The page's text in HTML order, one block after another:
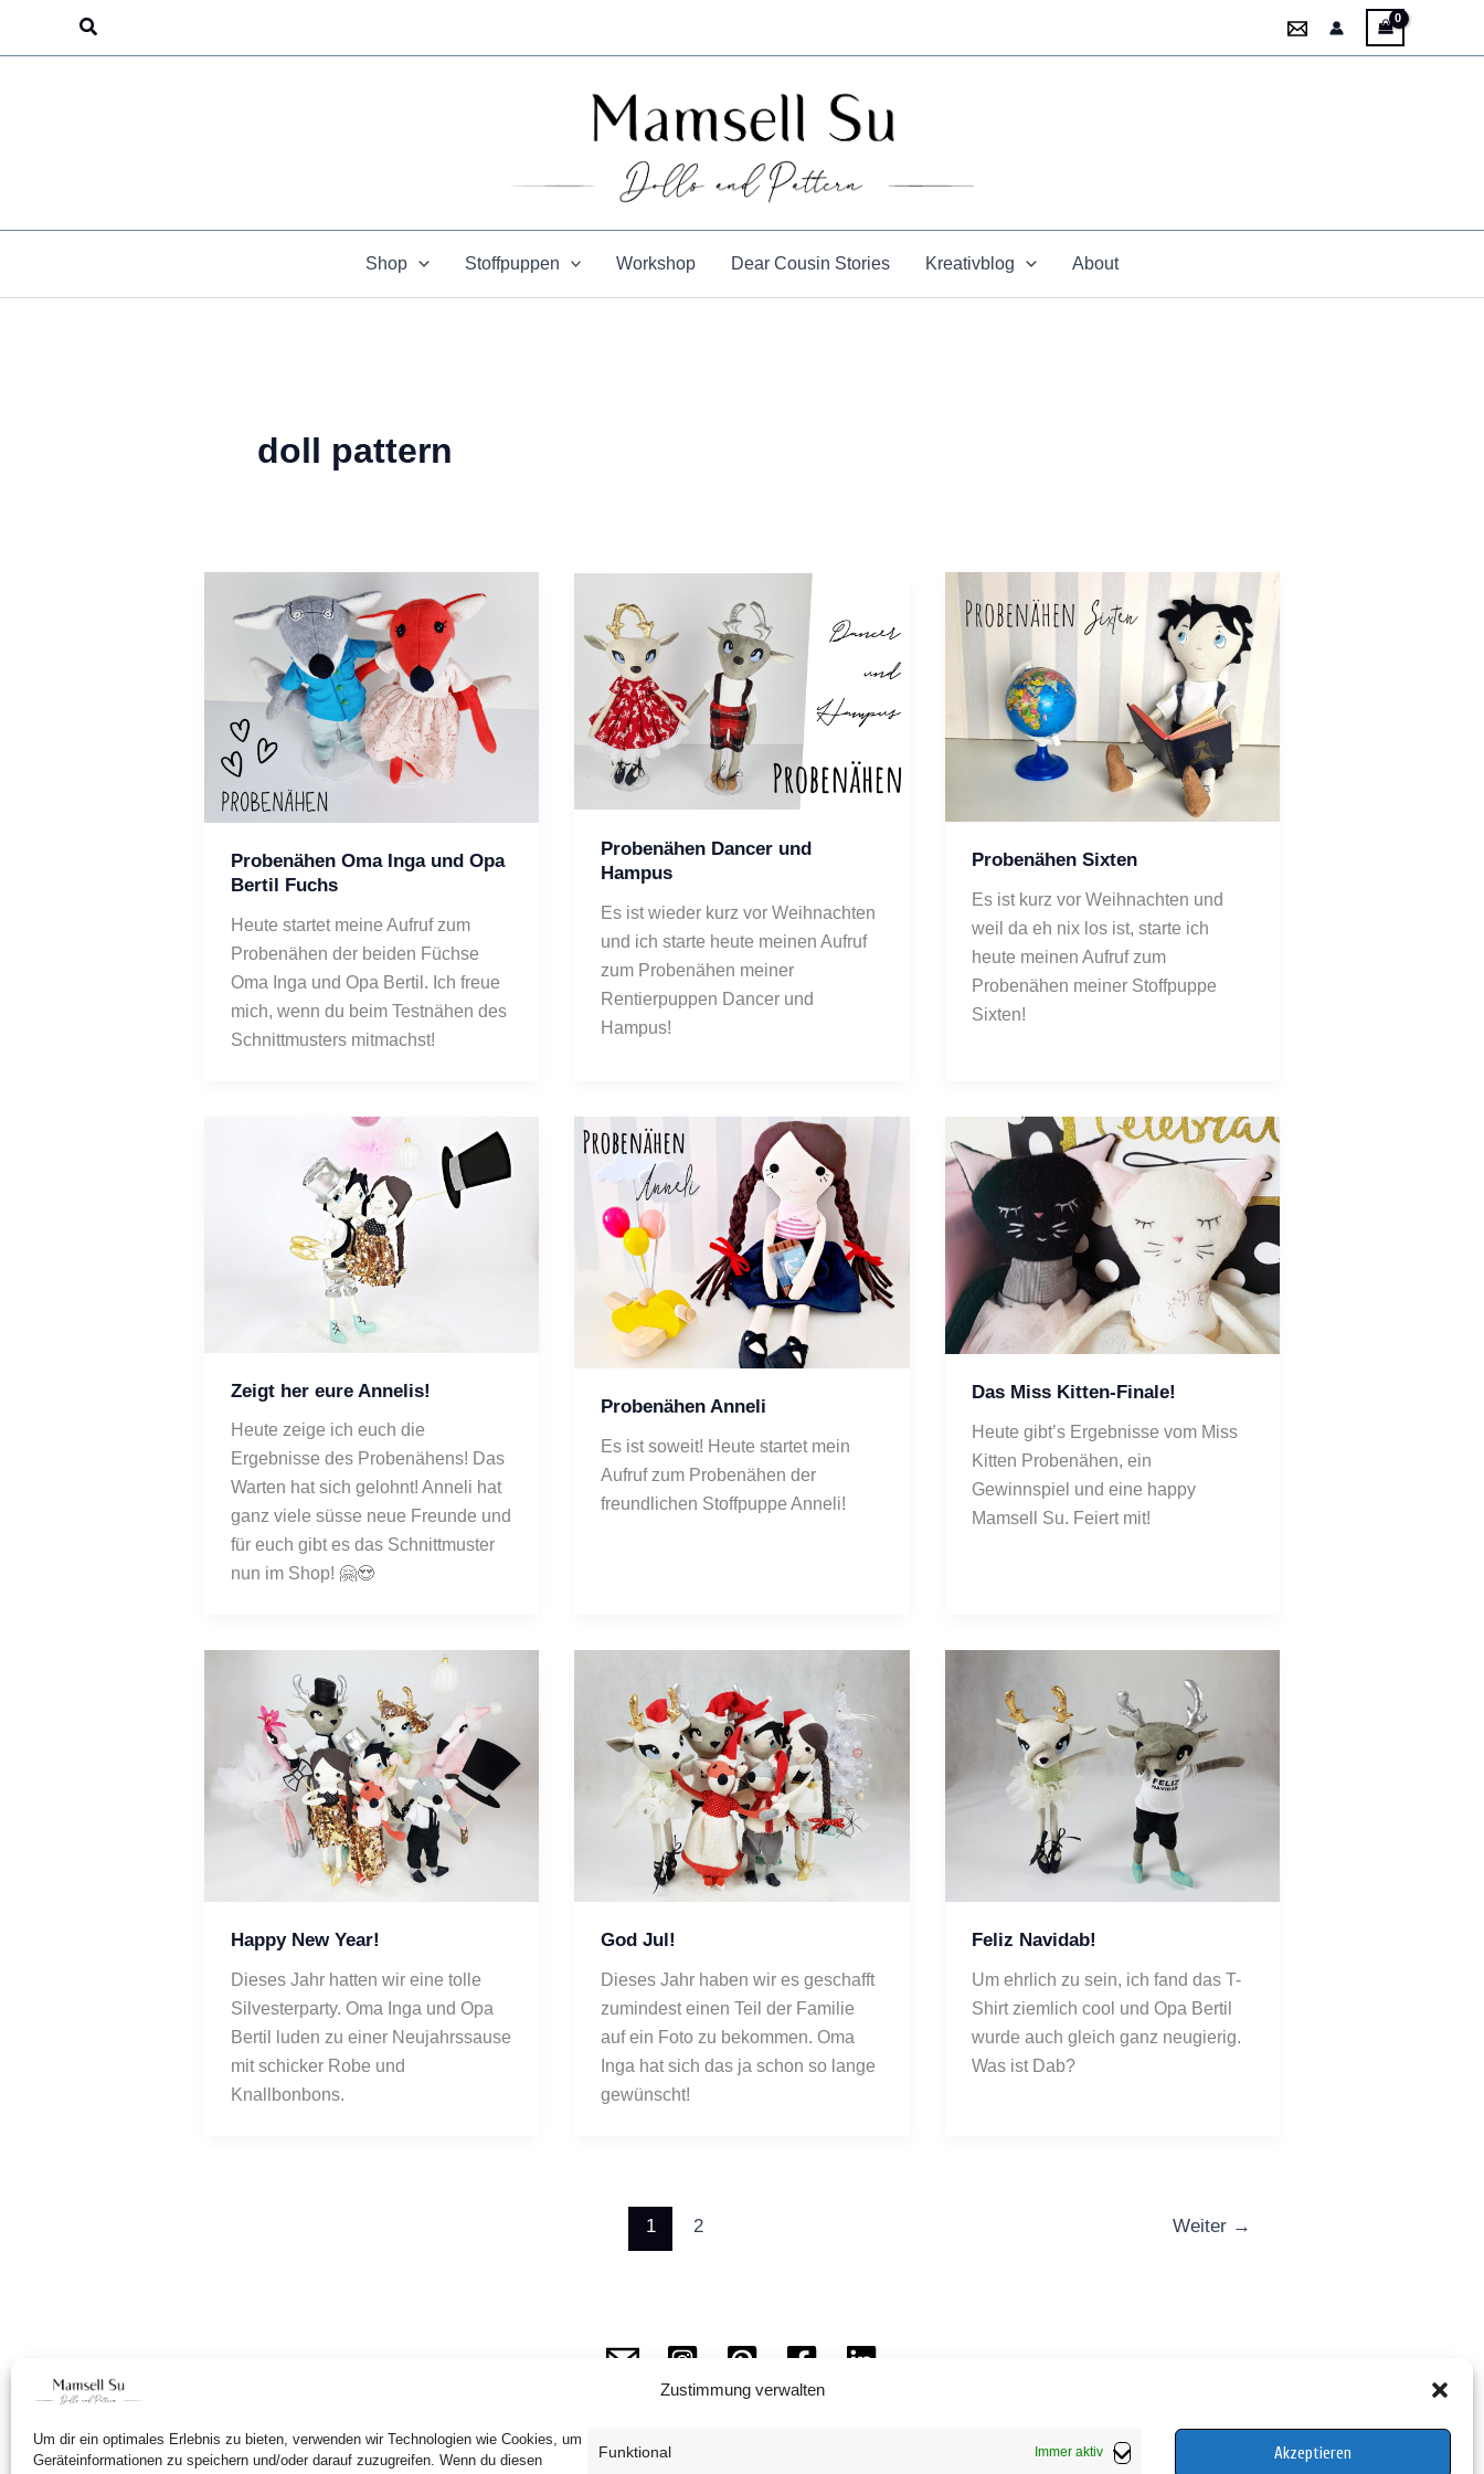
Zustimmung verwalten
Um dir ein optimales Erlebnis zu bieten, verwenden wir Technologien wie Cookies, um
Geräteinformationen zu speichern und/oder darauf zuzugreifen. Wenn du diesen
Funktional Immer aktiv Akzeptieren
Suchen
Shop Stoffpuppen Workshop Dear Cousin Stories Kreativblog About
doll pattern
Probenähen Oma Inga und Opa
Bertil Fuchs
Heute startet meine Aufruf zum
Probenähen der beiden Füchse
Oma Inga und Opa Bertil. Ich freue
mich, wenn du beim Testnähen des
Schnittmusters mitmachst!
Probenähen Dancer und
Hampus
Es ist wieder kurz vor Weihnachten
und ich starte heute meinen Aufruf
zum Probenähen meiner
Rentierpuppen Dancer und
Hampus!
Probenähen Sixten
Es ist kurz vor Weihnachten und
weil da eh nix los ist, starte ich
heute meinen Aufruf zum
Probenähen meiner Stoffpuppe
Sixten!
Zeigt her eure Annelis!
Heute zeige ich euch die
Ergebnisse des Probenähens! Das
Warten hat sich gelohnt! Anneli hat
ganz viele süsse neue Freunde und
für euch gibt es das Schnittmuster
nun im Shop! 🤗😍
Probenähen Anneli
Es ist soweit! Heute startet mein
Aufruf zum Probenähen der
freundlichen Stoffpuppe Anneli!
Das Miss Kitten-Finale!
Heute gibt’s Ergebnisse vom Miss
Kitten Probenähen, ein
Gewinnspiel und eine happy
Mamsell Su. Feiert mit!
Happy New Year!
Dieses Jahr hatten wir eine tolle
Silvesterparty. Oma Inga und Opa
Bertil luden zu einer Neujahrssause
mit schicker Robe und
Knallbonbons.
God Jul!
Dieses Jahr haben wir es geschafft
zumindest einen Teil der Familie
auf ein Foto zu bekommen. Oma
Inga hat sich das ja schon so lange
gewünscht!
Feliz Navidab!
Um ehrlich zu sein, ich fand das T-
Shirt ziemlich cool und Opa Bertil
wurde auch gleich ganz neugierig.
Was ist Dab?
1 2 Weiter →